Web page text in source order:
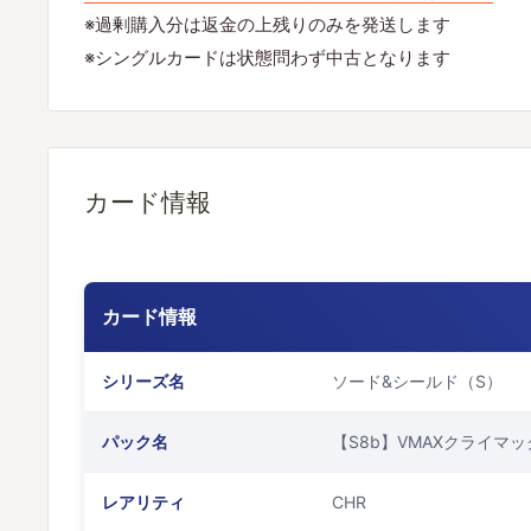
※過剰購入分は返金の上残りのみを発送します
※シングルカードは状態問わず中古となります
カード情報
カード情報
シリーズ名 ソード&シールド（S）
パック名 【S8b】VMAXクライマ
レアリティ CHR